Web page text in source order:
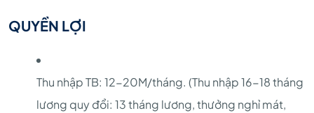
QUYỀN LỢI
Thu nhập TB: 12-20M/tháng. (Thu nhập 16-18 tháng
lương quy đổi: 13 tháng lương, thưởng nghỉ mát,